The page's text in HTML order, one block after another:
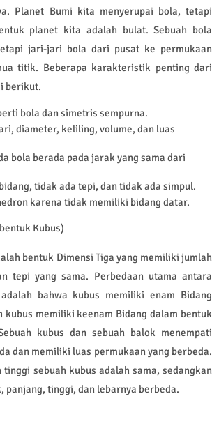
Planet Bumi kita menyerupai bola, tetapi
planet kita adalah bulat. Sebuah bola
jari-jari bola dari pusat ke permukaan
titik. Beberapa karakteristik penting dari
berikut.
bola dan simetris sempurna.
diameter, keliling, volume, dan luas
bola berada pada jarak yang sama dari
tidak ada tepi, dan tidak ada simpul.
karena tidak memiliki bidang datar.
Kubus)
bentuk Dimensi Tiga yang memiliki jumlah
tepi yang sama. Perbedaan utama antara
bahwa kubus memiliki enam Bidang
kubus memiliki keenam Bidang dalam bentuk
kubus dan sebuah balok menempati
dan memiliki luas permukaan yang berbeda.
tinggi sebuah kubus adalah sama, sedangkan
panjang, tinggi, dan lebarnya berbeda.